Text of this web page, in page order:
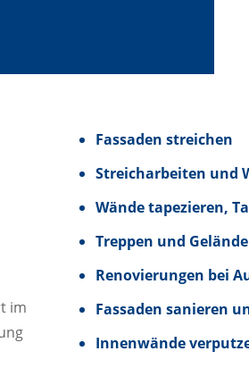
im
Fassaden streichen
Streicharbeiten und
Wände tapezieren,
Treppen und
Renovierungen bei
Fassaden sanieren
Innenwände